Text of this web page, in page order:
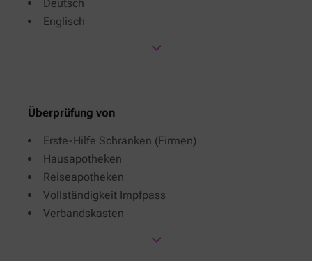
Deutsch
Englisch
Überprüfung von
Erste-Hilfe Schränken (Firmen)
Hausapotheken
Reiseapotheken
Vollständigkeit Impfpass
Verbandskasten